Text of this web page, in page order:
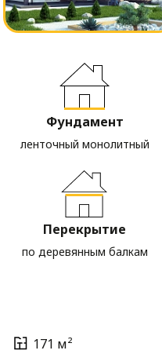
Фундамент
ленточный монолитный
Перекрытие
по деревянным балкам
171 м²